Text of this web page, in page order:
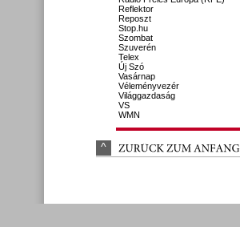
Reflektor
Reposzt
Stop.hu
Szombat
Szuverén
Telex
Új Szó
Vasárnap
Véleményvezér
Világgazdaság
VS
WMN
^ ZURÜCK ZUM ANFANG